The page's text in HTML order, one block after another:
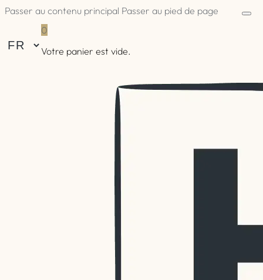
Passer au contenu principal Passer au pied de page
0
Votre panier est vide.